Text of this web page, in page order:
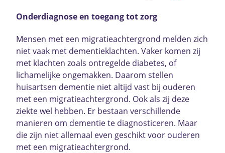
Onderdiagnose en toegang tot zorg
Mensen met een migratieachtergrond melden zich
niet vaak met dementieklachten. Vaker komen zij
met klachten zoals ontregelde diabetes, of
lichamelijke ongemakken. Daarom stellen
huisartsen dementie niet altijd vast bij ouderen
met een migratieachtergrond. Ook als zij deze
ziekte wel hebben. Er bestaan verschillende
manieren om dementie te diagnosticeren. Maar
die zijn niet allemaal even geschikt voor ouderen
met een migratieachtergrond.